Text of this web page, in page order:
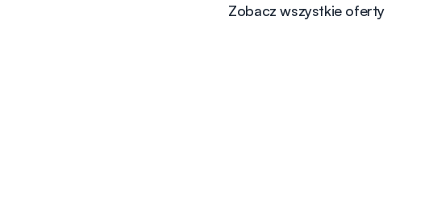
Zobacz wszystkie oferty